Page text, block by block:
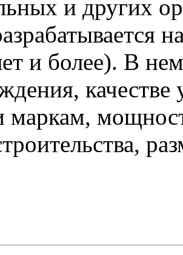
и других
и более). В
качестве
маркам,